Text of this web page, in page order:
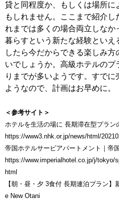
貸と同程度か、もしくは場所
もしれません。ここまで紹介し
れまでは多くの場合両立しなか
暮らすという新たな経験とい
したら今だからできる楽しみ
いでしょうか。高級ホテルのプ
りまでが多いようです。すで
ようなので、計画はお早めに。
＜参考サイト＞
ホテルを生活の場に 長期滞在型プラン
https://www3.nhk.or.jp/news/html/
帝国ホテルサービアパートメント｜帝
https://www.imperialhotel.co.jp/j/tokyo/
html
【朝・昼・夕 3食付 長期連泊プラン
e New Otani